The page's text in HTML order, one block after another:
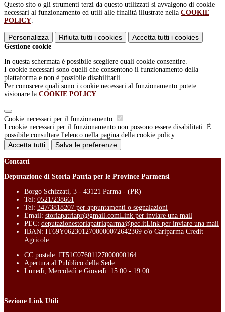
Questo sito o gli strumenti terzi da questo utilizzati si avvalgono di cookie
necessari al funzionamento ed utili alle finalità illustrate nella COOKIE
POLICY.
Personalizza Rifiuta tutti i cookies Accetta tutti i cookies
Gestione cookie
In questa schermata è possibile scegliere quali cookie consentire.
I cookie necessari sono quelli che consentono il funzionamento della
piattaforma e non è possibile disabilitarli.
Per conoscere quali sono i cookie necessari al funzionamento potete
visionare la COOKIE POLICY.
Cookie necessari per il funzionamento
I cookie necessari per il funzionamento non possono essere disabilitati. È
possibile consultare l'elenco nella pagina della cookie policy.
Accetta tutti Salva le preferenze
Contatti
Deputazione di Storia Patria per le Province Parmensi
Borgo Schizzati, 3 - 43121 Parma - (PR)
Tel: 0521/238661
Tel: 347/3818207 per appuntamenti o segnalazioni
Email: storiapatriapr@gmail.comLink per inviare una mail
PEC: deputazionestoriapatriaparma@pec.itLink per inviare una mail
IBAN: IT69Y0623012700000072642369 c/o Cariparma Credit
Agricole
CC postale: IT51C07601127000000164
Apertura al Pubblico della Sede
Lunedì, Mercoledì e Giovedì: 15:00 - 19:00
Sezione Link Utili